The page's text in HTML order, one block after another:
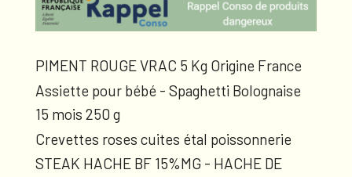
PIMENT ROUGE VRAC 5 Kg Origine France
Assiette pour bébé - Spaghetti Bolognaise
15 mois 250 g
Crevettes roses cuites étal poissonnerie
STEAK HACHE BF 15%MG - HACHE DE